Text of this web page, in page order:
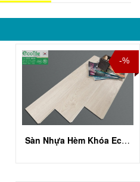
-%
Sàn Nhựa Hèm Khóa Eco Tile ECO 3803